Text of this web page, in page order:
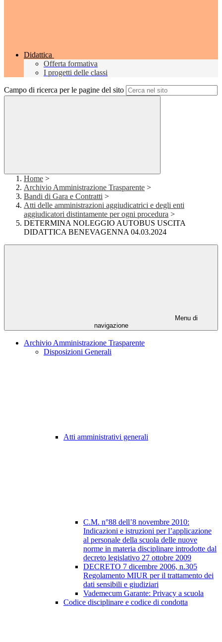
Didattica
Offerta formativa
I progetti delle classi
Campo di ricerca per le pagine del sito
Home >
Archivio Amministrazione Trasparente >
Bandi di Gara e Contratti >
Atti delle amministrazioni aggiudicatrici e degli enti
aggiudicatori distintamente per ogni procedura >
DETERMINA NOLEGGIO AUTOBUS USCITA
DIDATTICA BENEVAGENNA 04.03.2024
Menu di
navigazione
Archivio Amministrazione Trasparente
Disposizioni Generali
Atti amministrativi generali
C.M. n°88 dell’8 novembre 2010:
Indicazioni e istruzioni per l’applicazione
al personale della scuola delle nuove
norme in materia disciplinare introdotte dal
decreto legislativo 27 ottobre 2009
DECRETO 7 dicembre 2006, n.305
Regolamento MIUR per il trattamento dei
dati sensibili e giudiziari
Vademecum Garante: Privacy a scuola
Codice disciplinare e codice di condotta